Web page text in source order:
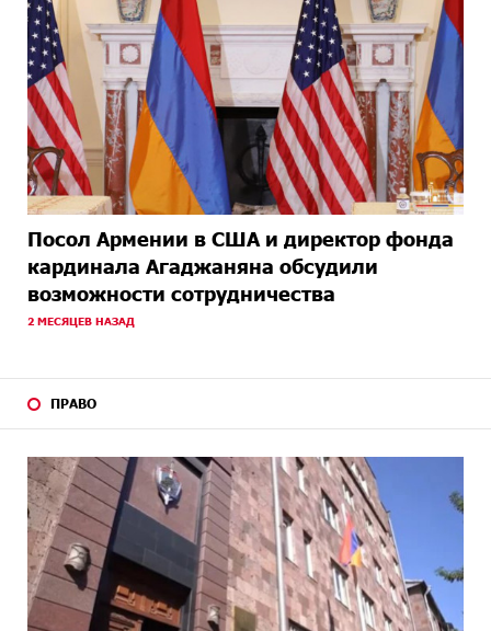
Посол Армении в США и директор фонда
кардинала Агаджаняна обсудили
возможности сотрудничества
2 МЕСЯЦЕВ НАЗАД
ПРАВО